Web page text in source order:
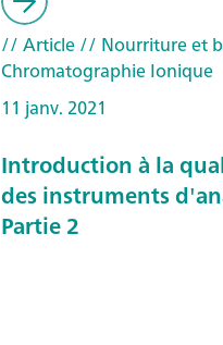
// Article// Nourriture et
Chromatographie Ionique
11 janv. 2021
Introduction à la
des instruments
Partie 2